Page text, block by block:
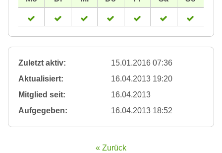
Zuletzt aktiv:
15.01.2016 07:36
Aktualisiert:
16.04.2013 19:20
Mitglied seit:
16.04.2013
Aufgegeben:
16.04.2013 18:52
« Zurück